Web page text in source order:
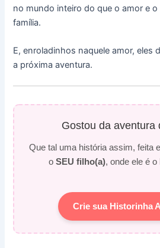
no mundo inteiro do que o amor e
família.
E, enroladinhos naquele amor, eles
a próxima aventura.
Gostou da aventura
Que tal uma história assim, feita
o SEU filho(a), onde ele é o
Crie sua Historinha